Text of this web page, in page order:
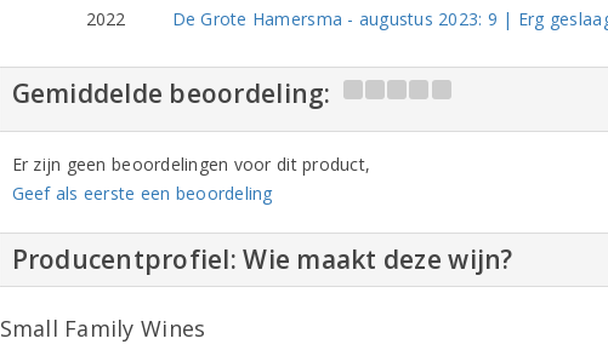
2022
De Grote Hamersma - augustus 2023: 9 | Erg
Gemiddelde beoordeling:
Er zijn geen beoordelingen voor dit product,
Geef als eerste een beoordeling
Producentprofiel: Wie maakt deze wijn?
Small Family Wines